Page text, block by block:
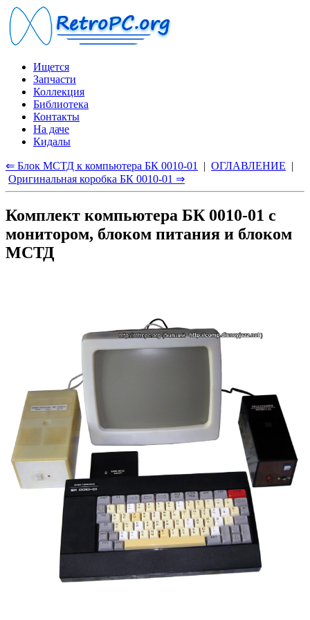
Ищется
Запчасти
Коллекция
Библиотека
Контакты
На даче
Кидалы
⇐ Блок МСТД к компьютера БК 0010-01 | ОГЛАВЛЕНИЕ |
Оригинальная коробка БК 0010-01 ⇒
Комплект компьютера БК 0010-01 с
монитором, блоком питания и блоком
МСТД